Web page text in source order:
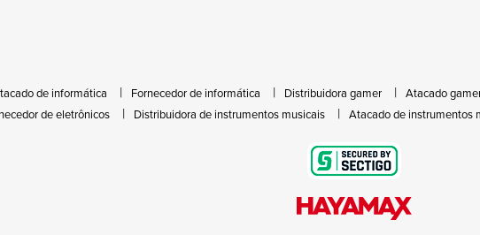
de informática Fornecedor de informática Distribuidora gamer Atacado
de eletrônicos
Distribuidora de instrumentos musicais Atacado de instrumentos